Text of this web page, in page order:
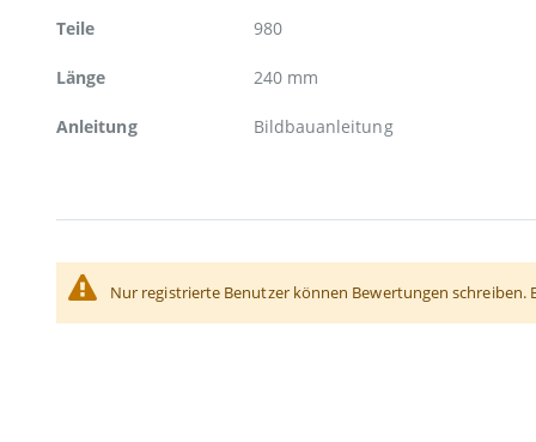
Teile 980
Länge 240 mm
Anleitung Bildbauanleitung
Nur registrierte Benutzer können Bewertungen schreiben.